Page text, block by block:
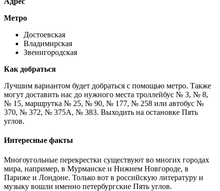
Метро
Достоевская
Владимирская
Звенигородская
Как добраться
Лучшим вариантом будет добраться с помощью метро. Также
могут доставить нас до нужного места троллейбус № 3, № 8,
№ 15, маршрутка № 25, № 90, № 177, № 258 или автобус №
370, № 372, № 375А, № 383. Выходить на остановке Пять
углов.
Интересные факты
Многоугольные перекрестки существуют во многих городах
мира, например, в Мурманске и Нижнем Новгороде, в
Париже и Лондоне. Только вот в российскую литературу и
музыку вошли именно петербургские Пять углов.